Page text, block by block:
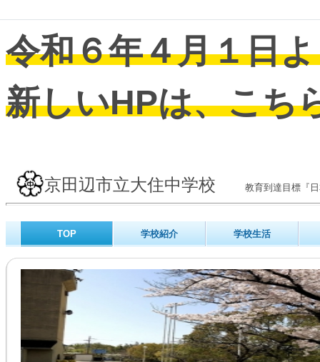
令和６年４月１日
新しいHPは、こち
京田辺市立大住中学校 教育到達目標『
TOP 学校紹介 学校生活